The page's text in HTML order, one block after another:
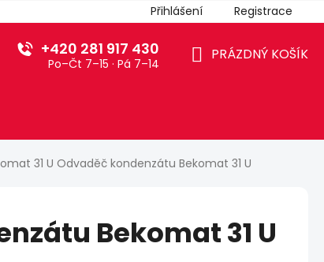
Přihlášení Registrace
PRÁZDNÝ KOŠÍK
+420 281 917 430
Po–Čt 7–15 · Pá 7–14
31 U Odvaděč kondenzátu Bekomat 31 U
Bekomat 31 U